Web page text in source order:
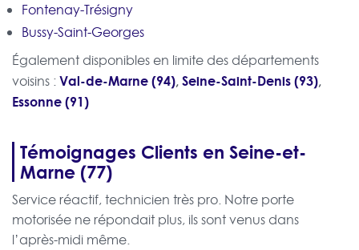
Fontenay-Trésigny
Bussy-Saint-Georges
Également disponibles en limite des départements
voisins :Val-de-Marne (94),Seine-Saint-Denis (93),
Essonne (91)
Témoignages Clients en Seine-et-
Marne (77)
Service réactif, technicien très pro. Notre porte
motorisée ne répondait plus, ils sont venus dans
l’après-midi même.